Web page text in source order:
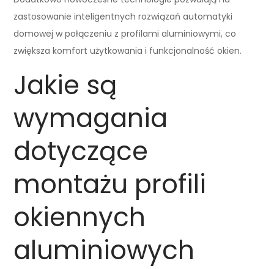
zastosowanie inteligentnych rozwiązań automatyki
domowej w połączeniu z profilami aluminiowymi, co
zwiększa komfort użytkowania i funkcjonalność okien.
Jakie są
wymagania
dotyczące
montażu profili
okiennych
aluminiowych